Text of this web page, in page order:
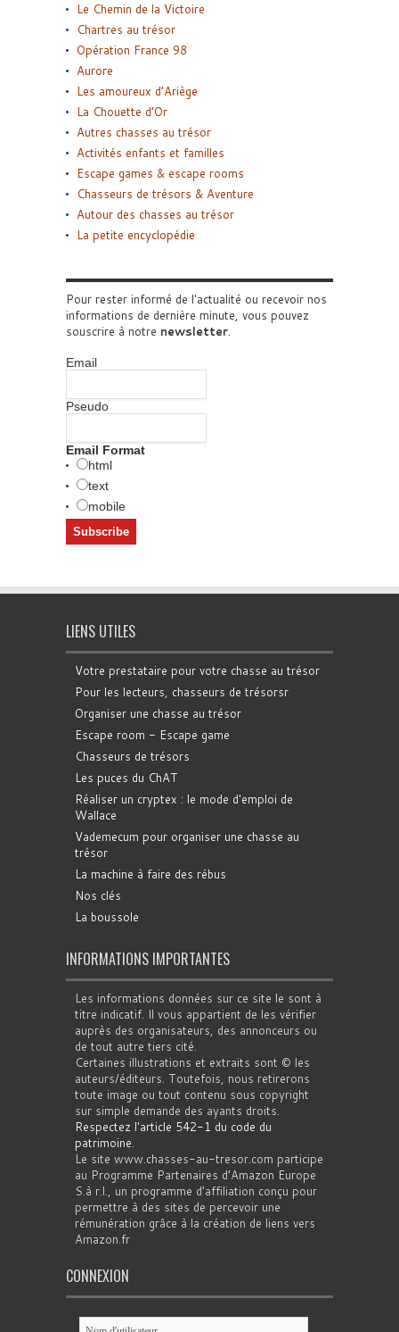
Le Chemin de la Victoire
Chartres au trésor
Opération France 98
Aurore
Les amoureux d’Ariège
La Chouette d’Or
Autres chasses au trésor
Activités enfants et familles
Escape games & escape rooms
Chasseurs de trésors & Aventure
Autour des chasses au trésor
La petite encyclopédie
Pour rester informé de l'actualité ou recevoir nos
informations de dernière minute, vous pouvez
souscrire à notre newsletter.
Email
Pseudo
Email Format
html
text
mobile
LIENS UTILES
Votre prestataire pour votre chasse au trésor
Pour les lecteurs, chasseurs de trésorsr
Organiser une chasse au trésor
Escape room - Escape game
Chasseurs de trésors
Les puces du ChAT
Réaliser un cryptex : le mode d'emploi de
Wallace
Vademecum pour organiser une chasse au
trésor
La machine à faire des rébus
Nos clés
La boussole
INFORMATIONS IMPORTANTES
Les informations données sur ce site le sont à
titre indicatif. Il vous appartient de les vérifier
auprès des organisateurs, des annonceurs ou
de tout autre tiers cité.
Certaines illustrations et extraits sont © les
auteurs/éditeurs. Toutefois, nous retirerons
toute image ou tout contenu sous copyright
sur simple demande des ayants droits.
Respectez l'article 542-1 du code du
patrimoine.
Le site www.chasses-au-tresor.com participe
au Programme Partenaires d’Amazon Europe
S.à r.l., un programme d’affiliation conçu pour
permettre à des sites de percevoir une
rémunération grâce à la création de liens vers
Amazon.fr
CONNEXION